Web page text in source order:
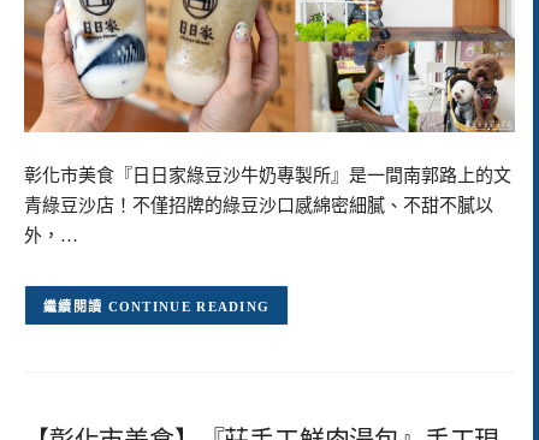
彰化市美食『日日家綠豆沙牛奶專製所』是一間南郭路上的文
青綠豆沙店！不僅招牌的綠豆沙口感綿密細膩、不甜不膩以
外，…
CONTINUE READING